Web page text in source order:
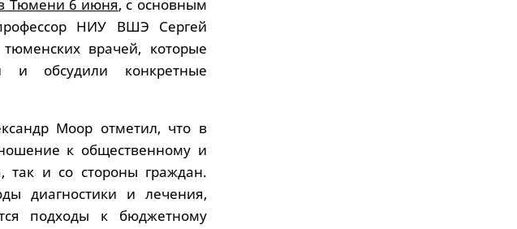
Тюмени 6 июня, с основным
НИУ ВШЭ Сергей
врачей, которые
и обсудили конкретные
Моор отметил, что в
к общественному и
так и со стороны граждан.
диагностики и лечения,
подходы к бюджетному